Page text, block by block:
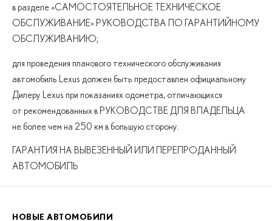
в разделе «САМОСТОЯТЕЛЬНОЕ ТЕХНИЧЕСКОЕ
ОБСЛУЖИВАНИЕ» РУКОВОДСТВА ПО ГАРАНТИЙНОМУ
ОБСЛУЖИВАНИЮ;
для проведения планового технического обслуживания
автомобиль Lexus должен быть предоставлен официальному
Дилеру Lexus при показаниях одометра, отличающихся
от рекомендованных в РУКОВОДСТВЕ ДЛЯ ВЛАДЕЛЬЦА
не более чем на 250 км в большую сторону.
ГАРАНТИЯ НА ВЫВЕЗЕННЫЙ ИЛИ ПЕРЕПРОДАННЫЙ
АВТОМОБИЛЬ
НОВЫЕ АВТОМОБИЛИ